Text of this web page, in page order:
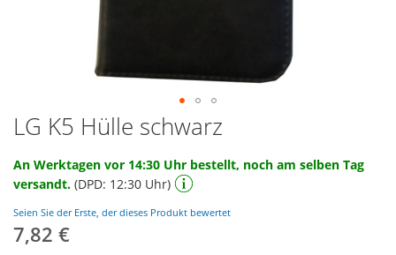
Zum
Anfang
der
Bildgalerie
springen
LG K5 Hülle schwarz
An Werktagen vor 14:30 Uhr bestellt, noch am selben Tag
versandt. (DPD: 12:30 Uhr)
Seien Sie der Erste, der dieses Produkt bewertet
7,82 €